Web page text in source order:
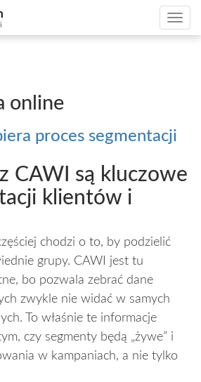
online
proces segmentacji
CAWI są kluczowe
klientów i
chodzi o to, by podzielić
grupy. CAWI jest tu
bo pozwala zebrać dane
zwykle nie widać w samych
To właśnie te informacje
czy segmenty będą „żywe” i
w kampaniach, a nie tylko